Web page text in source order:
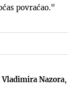
povraćao."
Vladimira Nazora,